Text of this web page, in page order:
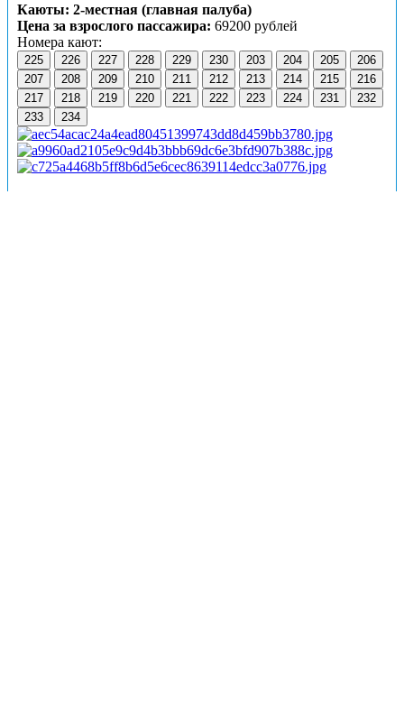
Каюты: 2-местная (главная палуба)
Цена за взрослого пассажира: 69200 рублей
Номера кают:
225 226 227 228 229 230 203 204 205
206
207
208 209 210 211 212 213 214 215
216
217
218 219 220 221 222 223 224 231
232
233
234